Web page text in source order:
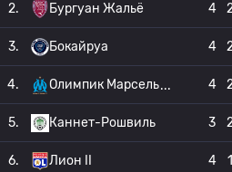
2. Бургуан Жальё 4
3. Бокайруа 4
4. Олимпик Марсель 4
5. Каннет-Рошвиль 3
6. Лион II 4 1